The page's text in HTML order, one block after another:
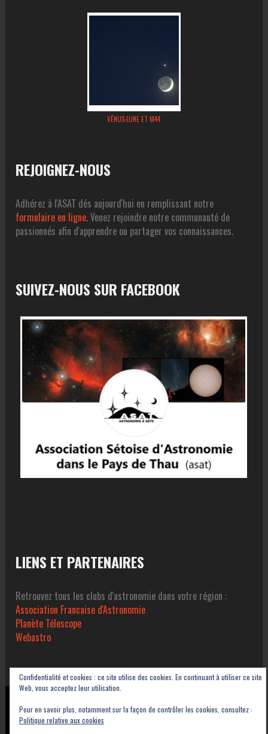
VÉNUS-LUNE ET M44
REJOIGNEZ-NOUS
Adhérez à l'ASAT dés aujourd'hui en remplissant notre
formulaire en ligne. Venez rejoindre notre communauté de
passionnés afin d'apprendre ou partager vos connaissances.
SUIVEZ-NOUS SUR FACEBOOK
LIENS ET PARTENAIRES
Retrouvez tous les clubs d'astronomie dans votre région :
Association Francaise d'Astronomie
Planète Télescope
Webastro
Copyright © 2023-2026 Association Sétoise d'Astronomie dans le Pays de Thau -
Confidentialité et cookies : ce site utilise des cookies. En continuant à utiliser ce site
Web, vous acceptez leur utilisation.
Pour en savoir plus, notamment sur la façon de contrôler les cookies, consultez :
Politique relative aux cookies